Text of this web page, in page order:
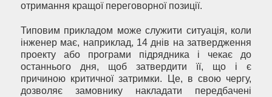
отримання кращої переговорної позиції.
Типовим прикладом може служити ситуація, коли
інженер має, наприклад, 14 днів на затвердження
проекту або програми підрядника і чекає до
останнього дня, щоб затвердити її, що і є
причиною критичної затримки. Це, в свою чергу,
дозволяє замовнику накладати передбачені